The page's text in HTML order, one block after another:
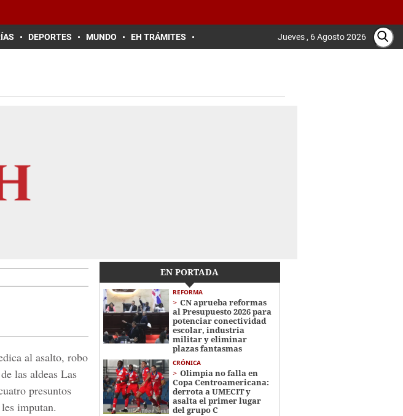
DEPORTES MUNDO EH TRÁMITES Jueves , 6 Agosto 2026
al asalto, robo
las aldeas Las
presuntos
imputan.
EN PORTADA
REFORMA
CN aprueba reformas
al Presupuesto 2026 para
potenciar conectividad
escolar, industria
militar y eliminar
plazas fantasmas
CRÓNICA
Olimpia no falla en
Copa Centroamericana:
derrota a UMECIT y
asalta el primer lugar
del grupo C